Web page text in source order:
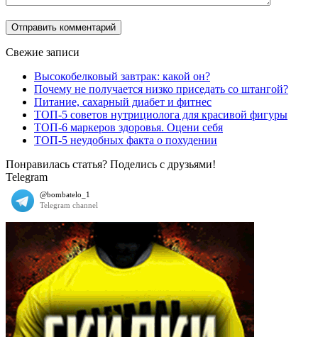
Свежие записи
Высокобелковый завтрак: какой он?
Почему не получается низко приседать со штангой?
Питание, сахарный диабет и фитнес
ТОП-5 советов нутрициолога для красивой фигуры
ТОП-6 маркеров здоровья. Оцени себя
ТОП-5 неудобных факта о похудении
Понравилась статья? Поделись с друзьями!
Telegram